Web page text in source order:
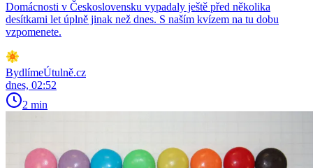
Domácnosti v Československu vypadaly ještě před několika
desítkami let úplně jinak než dnes. S naším kvízem na tu dobu
vzpomenete.
BydlímeÚtulně.cz
dnes, 02:52
2 min